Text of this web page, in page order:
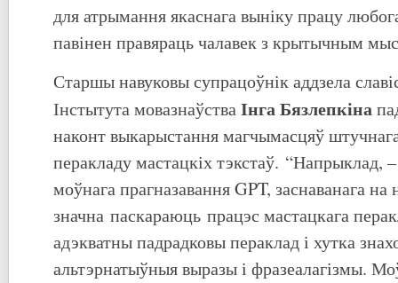
для атрымання якаснага выніку працу
павінен правяраць чалавек з крытычным
Старшы навуковы супрацоўнік аддзела
Інстытута мовазнаўстваІнга Бязлепкіна
наконт выкарыстання магчымасцяў
перакладу мастацкіх тэкстаў. “Напрыклад,
моўнага прагназавання GPT, заснаванага
значна паскараюць працэс мастацкага
адэкватны падрадковы пераклад і хутка
альтэрнатыўныя выразы і фразеалагізмы.